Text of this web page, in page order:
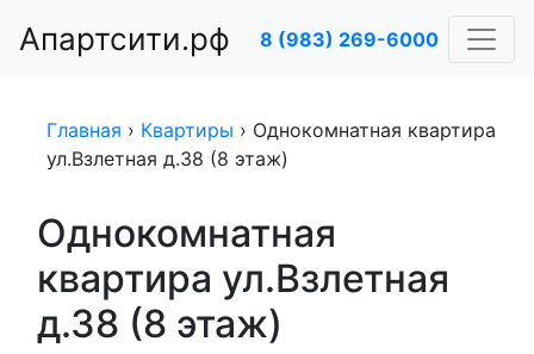
Апартсити.рф 8 (983) 269-6000
Главная › Квартиры › Однокомнатная квартира
ул.Взлетная д.38 (8 этаж)
Однокомнатная
квартира ул.Взлетная
д.38 (8 этаж)